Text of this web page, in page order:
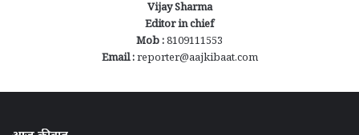
Vijay Sharma
Editor in chief
Mob :8109111553
Email :reporter@aajkibaat.com